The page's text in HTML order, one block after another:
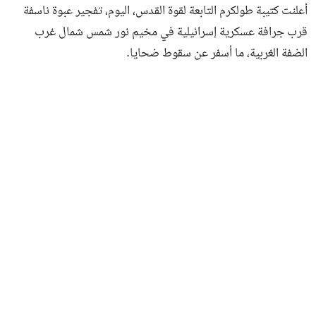
أعلنت كتيبة طولكرم التابعة لقوة القدس، اليوم، تفجير عبوة ناسفة
قرب جرافة عسكرية إسرائيلية في مخيم نور شمس شمال غرب
الضفة الغربية، ما أسفر عن سقوط ضحايا.